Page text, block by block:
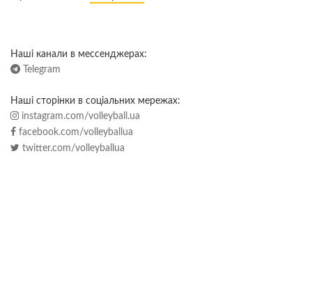
Наші канали в мессенджерах:
Telegram
Наші сторінки в соціальних мережах:
instagram.com/volleyball.ua
facebook.com/volleyballua
twitter.com/volleyballua